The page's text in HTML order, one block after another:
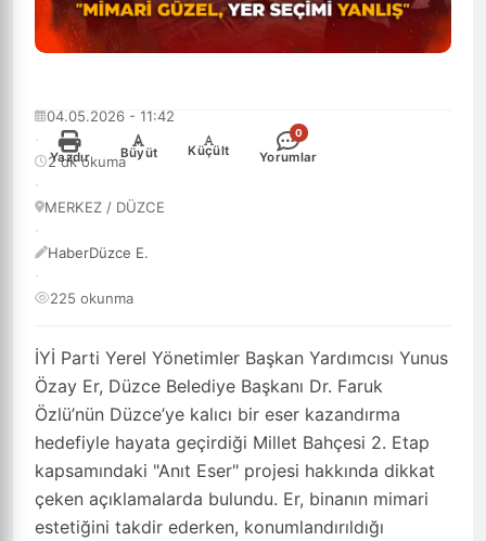
İYİ Parti Yerel Yönetimler Başkan Yardımcısı Yunus
Özay Er, Düzce Belediye Başkanı Dr. Faruk
Özlü’nün Düzce’ye kalıcı bir eser kazandırma
hedefiyle hayata geçirdiği Millet Bahçesi 2. Etap
kapsamındaki "Anıt Eser" projesi hakkında dikkat
çeken açıklamalarda bulundu. Er, binanın mimari
estetiğini takdir ederken, konumlandırıldığı
04.05.2026 - 11:42
·
2 dk okuma
·
MERKEZ / DÜZCE
·
HaberDüzce E.
·
225 okunma
Yazdır
+
Büyüt
-
Küçült
0
Yorumlar